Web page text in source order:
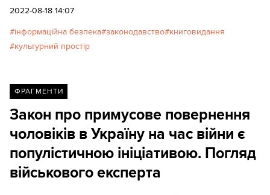
міра».Про це йдеться у заяві спільноти, яку
2022-08-18 14:07
інформаційна безпека законодавство книговидання
культурний простір
ФРАГМЕНТИ
Закон про примусове повернення
чоловіків в Україну на час війни є
популістичною ініціативою. Погляд
військового експерта